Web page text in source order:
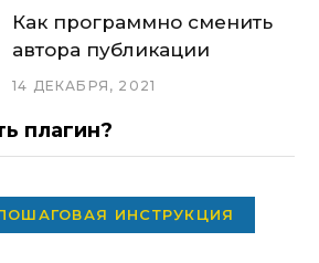
Как программно сменить
автора публикации
14 ДЕКАБРЯ, 2021
плагин?
ИНСТРУКЦИЯ